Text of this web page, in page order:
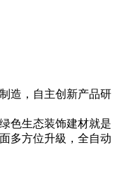
造，自主创新产品研
色生态装饰建材就是
多方位升級，全自动